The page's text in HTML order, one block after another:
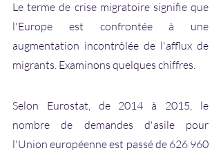
Le terme de crise migratoire signifie que
l'Europe est confrontée à une
augmentation incontrôlée de l'afflux de
migrants. Examinons quelques chiffres.
Selon Eurostat, de 2014 à 2015, le
nombre de demandes d'asile pour
l'Union européenne est passé de 626 960